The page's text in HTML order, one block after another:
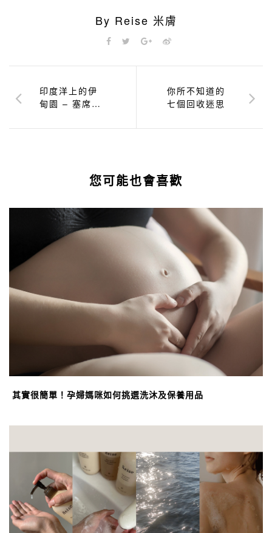
By Reise 米膚
印度洋上的伊
甸園 – 塞席爾
你所不知道的
七個回收迷思
您可能也會喜歡
其實很簡單！孕婦媽咪如何挑選洗沐及保養用品